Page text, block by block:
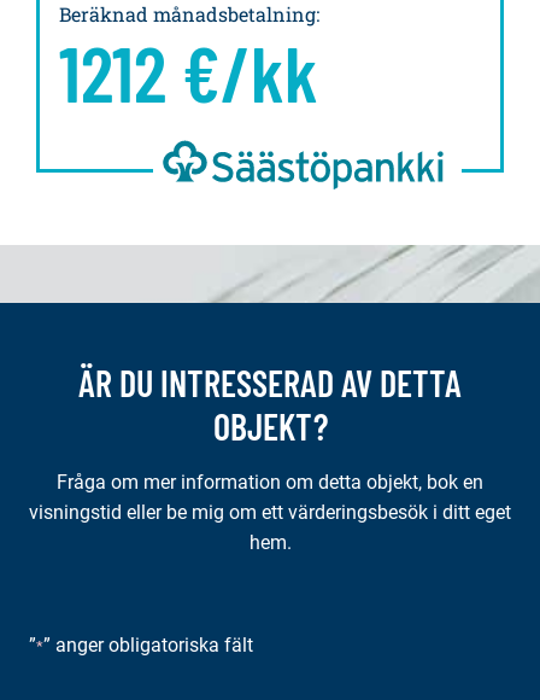
Beräknad månadsbetalning:
1212 €/kk
ÄR DU INTRESSERAD AV DETTA
OBJEKT?
Fråga om mer information om detta objekt, bok en
visningstid eller be mig om ett värderingsbesök i ditt eget
hem.
”*” anger obligatoriska fält